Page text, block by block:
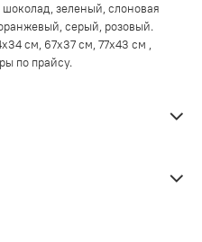
зеленый, слоновая
серый, розовый.
см, 67х37 см, 77х43 см ,
по прайсу.